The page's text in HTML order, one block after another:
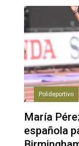
Polideportivo
María
española